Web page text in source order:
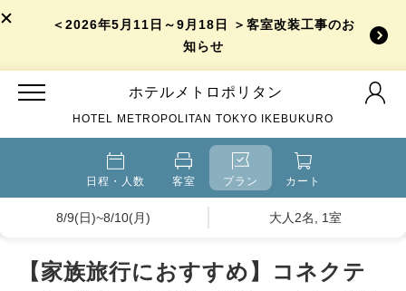
＜2026年5月11日～9月18日 ＞客室改装工事のお
知らせ
ホテルメトロポリタン
HOTEL METROPOLITAN TOKYO IKEBUKURO
日程・人数 客室 プラン カート
8/9(日)~8/10(月) 大人2名, 1室
【家族旅行におすすめ】コネクテ